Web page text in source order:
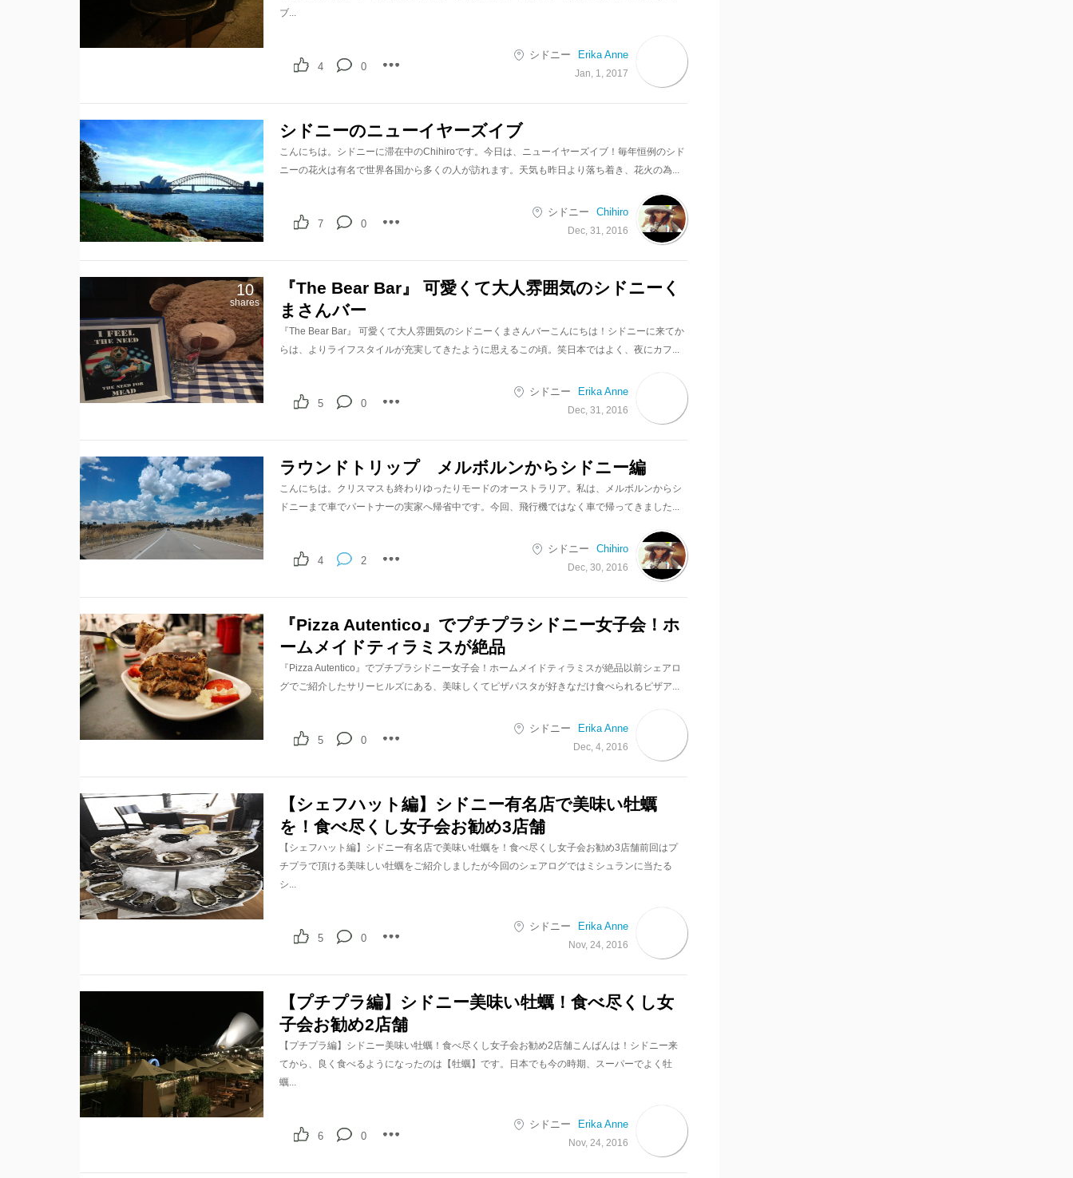
ブ...
シドニー Erika Anne
Jan, 1, 2017
0
4
シドニーのニューイヤーズイブ
こんにちは。シドニーに滞在中のChihiroです。今日は、ニューイヤーズイブ！毎年恒例のシド
ニーの花火は有名で世界各国から多くの人が訪れます。天気も昨日より落ち着き、花火の為...
シドニー Chihiro
Dec, 31, 2016
0
7
『The Bear Bar』 可愛くて大人雰囲気のシドニーく
まさんバー
『The Bear Bar』 可愛くて大人雰囲気のシドニーくまさんバーこんにちは！シドニーに来てか
らは、よりライフスタイルが充実してきたように思えるこの頃。笑日本ではよく、夜にカフ...
シドニー Erika Anne
Dec, 31, 2016
0
5
10
shares
ラウンドトリップ メルボルンからシドニー編
こんにちは。クリスマスも終わりゆったりモードのオーストラリア。私は、メルボルンからシ
ドニーまで車でパートナーの実家へ帰省中です。今回、飛行機ではなく車で帰ってきました...
シドニー Chihiro
Dec, 30, 2016
2
4
『Pizza Autentico』でプチプラシドニー女子会！ホ
ームメイドティラミスが絶品
『Pizza Autentico』でプチプラシドニー女子会！ホームメイドティラミスが絶品以前シェアロ
グでご紹介したサリーヒルズにある、美味しくてピザパスタが好きなだけ食べられるピザア...
シドニー Erika Anne
Dec, 4, 2016
0
5
【シェフハット編】シドニー有名店で美味い牡蠣
を！食べ尽くし女子会お勧め3店舗
【シェフハット編】シドニー有名店で美味い牡蠣を！食べ尽くし女子会お勧め3店舗前回はプ
チプラで頂ける美味しい牡蠣をご紹介しましたが今回のシェアログではミシュランに当たる
シ...
シドニー Erika Anne
Nov, 24, 2016
0
5
【プチプラ編】シドニー美味い牡蠣！食べ尽くし女
子会お勧め2店舗
【プチプラ編】シドニー美味い牡蠣！食べ尽くし女子会お勧め2店舗こんばんは！シドニー来
てから、良く食べるようになったのは【牡蠣】です。日本でも今の時期、スーパーでよく牡
蠣...
シドニー Erika Anne
Nov, 24, 2016
0
6